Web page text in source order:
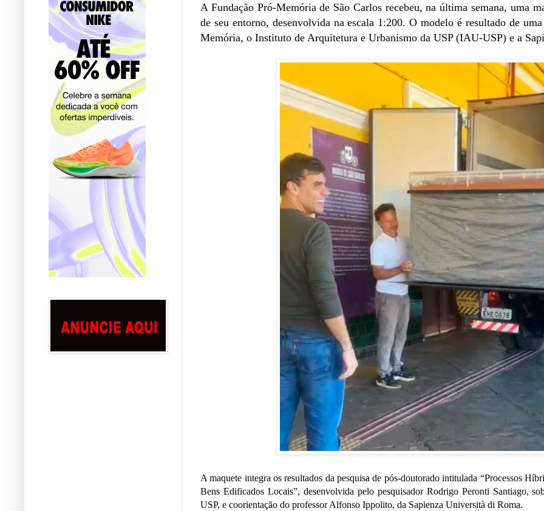
A Fundação Pró-Memória de São Carlos recebeu, na última semana, uma
de seu entorno, desenvolvida na escala 1:200. O modelo é resultado de
Memória, o Instituto de Arquitetura e Urbanismo da USP (IAU-USP) e a
A maquete integra os resultados da pesquisa de pós-doutorado intitulada “Processos
Bens Edificados Locais”, desenvolvida pelo pesquisador Rodrigo Peronti Santiago,
USP, e coorientação do professor Alfonso Ippolito, da Sapienza Università di Roma.